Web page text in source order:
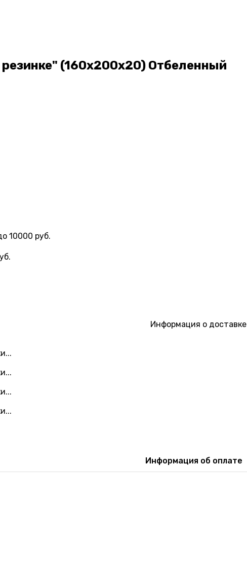
(160х200х20) Отбеленный
Информация о доставке
Информация об оплате